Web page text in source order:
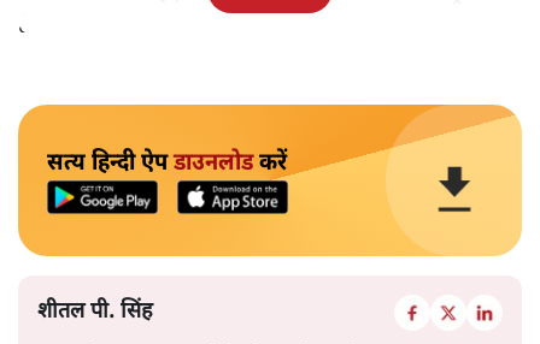
है।
सत्य हिन्दी ऐपडाउनलोडकरें
शीतल पी. सिंह